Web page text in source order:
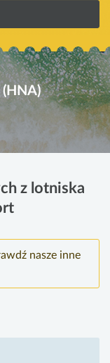
z lotniska
nasze inne